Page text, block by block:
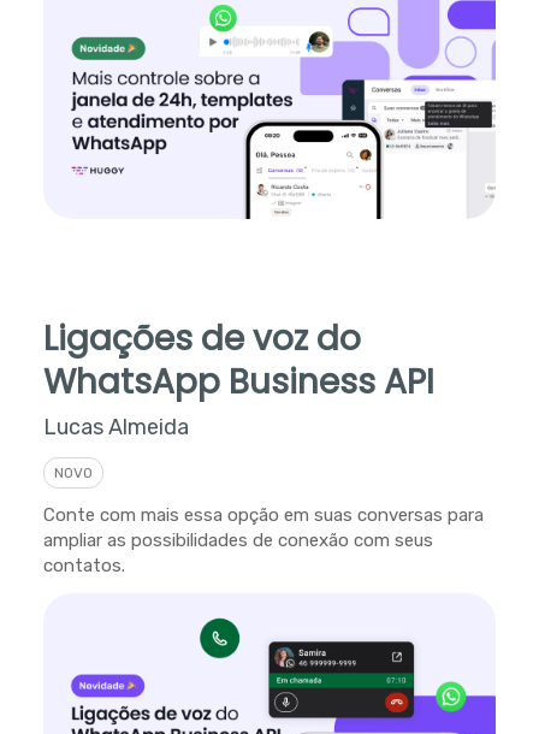
Ligações de voz do
WhatsApp Business API
Lucas Almeida
NOVO
Conte com mais essa opção em suas conversas para
ampliar as possibilidades de conexão com seus
contatos.